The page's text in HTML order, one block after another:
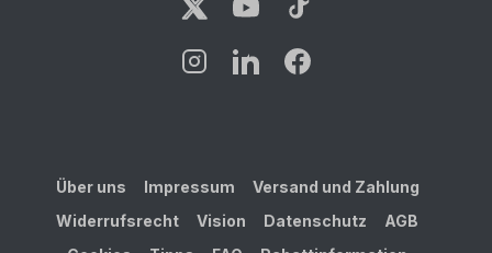
Über uns Impressum
Versand und Zahlung
Widerrufsrecht
Vision Datenschutz
AGB